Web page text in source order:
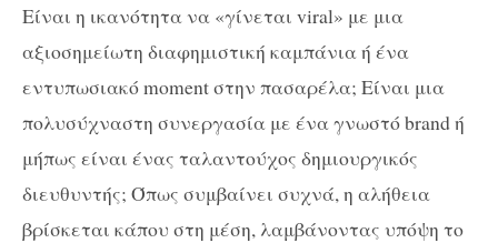
Είναι η ικανότητα να «γίνεται viral» με μια
αξιοσημείωτη διαφημιστική καμπάνια ή ένα
εντυπωσιακό moment στην πασαρέλα; Είναι μια
πολυσύχναστη συνεργασία με ένα γνωστό brand ή
μήπως είναι ένας ταλαντούχος δημιουργικός
διευθυντής; Όπως συμβαίνει συχνά, η αλήθεια
βρίσκεται κάπου στη μέση, λαμβάνοντας υπόψη το